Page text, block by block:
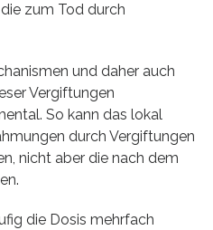
zum Tod durch
und daher auch
Vergiftungen
So kann das lokal
durch Vergiftungen
nicht aber die nach dem
die Dosis mehrfach